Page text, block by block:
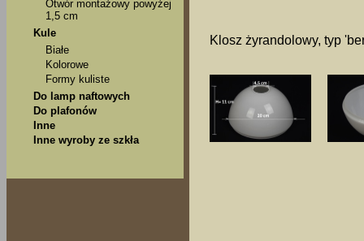
Otwór montażowy powyżej
1,5 cm
Kule
Białe
Kolorowe
Formy kuliste
Do lamp naftowych
Do plafonów
Inne
Inne wyroby ze szkła
Klosz żyrandolowy, typ